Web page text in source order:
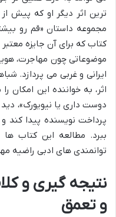
ترین اثر دیگر او که پیش
مجموعه داستان «قم رو
کتاب که برای آن جایزه
موضوعاتی چون مهاجرت،
ایرانی و غربی می پردازد.
اثر، به خواننده این امکان
دوست داری یا نیویورک»،
پرداخت نویسنده پیدا کند
ببرد. مطالعه این کتاب ها
توانمندی های ادبی راضیه
نتیجه گیری و
و تعمق